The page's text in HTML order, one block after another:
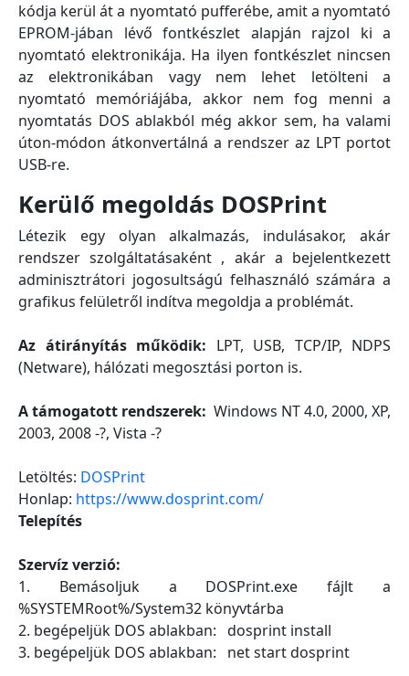
kódja kerül át a nyomtató pufferébe, amit a nyomtató
EPROM-jában lévő fontkészlet alapján rajzol ki a
nyomtató elektronikája. Ha ilyen fontkészlet nincsen
az elektronikában vagy nem lehet letölteni a
nyomtató memóriájába, akkor nem fog menni a
nyomtatás DOS ablakból még akkor sem, ha valami
úton-módon átkonvertálná a rendszer az LPT portot
USB-re.
Kerülő megoldás DOSPrint
Létezik egy olyan alkalmazás, indulásakor, akár
rendszer szolgáltatásaként , akár a bejelentkezett
adminisztrátori jogosultságú felhasználó számára a
grafikus felületről indítva megoldja a problémát.
Az átirányítás működik: LPT, USB, TCP/IP, NDPS
(Netware), hálózati megosztási porton is.
A támogatott rendszerek: Windows NT 4.0, 2000, XP,
2003, 2008 -?, Vista -?
Letöltés: DOSPrint
Honlap: https://www.dosprint.com/
Telepítés
Szervíz verzió:
1. Bemásoljuk a DOSPrint.exe fájlt a
%SYSTEMRoot%/System32 könyvtárba
2. begépeljük DOS ablakban: dosprint install
3. begépeljük DOS ablakban: net start dosprint